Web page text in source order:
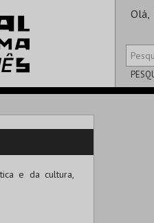
Olá,
e da cultura,